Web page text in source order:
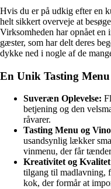
Hvis du er på udkig efter en
helt sikkert overveje at
Virksomheden har opnået en
gæster, som har delt deres
dykke ned i nogle af de
En Unik Tasting Menu
Suveræn Oplevelse:
betjening og den
råvarer.
Tasting Menu og
usandsynlig lækker
vinmenu, der får
Kreativitet og
tilgang til madlavning,
kok, der formår at